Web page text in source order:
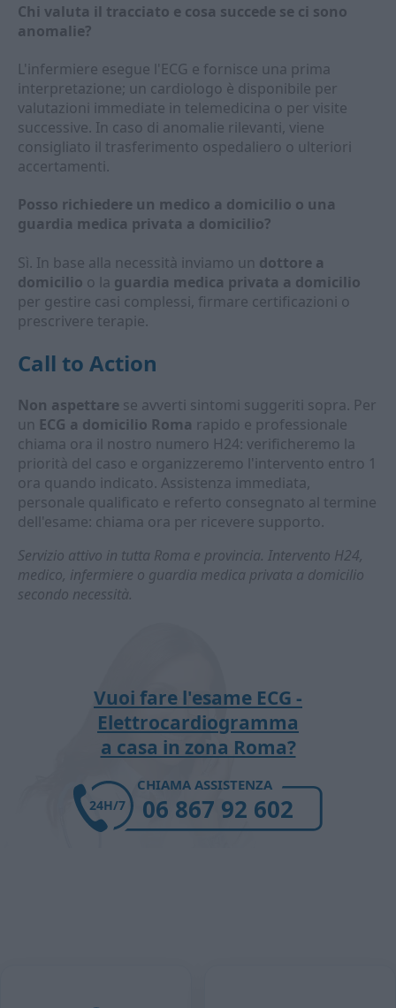
Chi valuta il tracciato e cosa succede se ci sono
anomalie?
L'infermiere esegue l'ECG e fornisce una prima
interpretazione; un cardiologo è disponibile per
valutazioni immediate in telemedicina o per visite
successive. In caso di anomalie rilevanti, viene
consigliato il trasferimento ospedaliero o ulteriori
accertamenti.
Posso richiedere un medico a domicilio o una
guardia medica privata a domicilio?
Sì. In base alla necessità inviamo un dottore a
domicilio o la guardia medica privata a domicilio
per gestire casi complessi, firmare certificazioni o
prescrivere terapie.
Call to Action
Non aspettare se avverti sintomi suggeriti sopra. Per
un ECG a domicilio Roma rapido e professionale
chiama ora il nostro numero H24: verificheremo la
priorità del caso e organizzeremo l'intervento entro 1
ora quando indicato. Assistenza immediata,
personale qualificato e referto consegnato al termine
dell'esame: chiama ora per ricevere supporto.
Servizio attivo in tutta Roma e provincia. Intervento H24,
medico, infermiere o guardia medica privata a domicilio
secondo necessità.
Vuoi fare l'esame ECG -
Elettrocardiogramma
a casa in zona Roma?
CHIAMA ASSISTENZA
06 867 92 602
24H/7